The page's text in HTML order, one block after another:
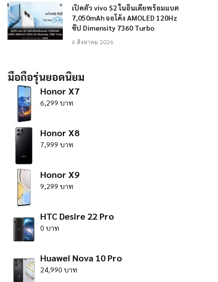
เปิดตัว vivo S2 ในอินเดียพร้อมแบต
7,050mAh จอโค้ง AMOLED 120Hz
ชิป Dimensity 7360 Turbo
6 สิงหาคม 2026
มือถือรุ่นยอดนิยม
Honor X7
6,299 บาท
Honor X8
7,999 บาท
Honor X9
9,299 บาท
HTC Desire 22 Pro
0 บาท
Huawei Nova 10 Pro
24,990 บาท